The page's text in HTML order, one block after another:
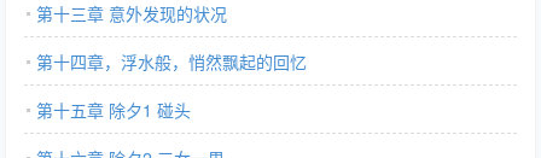
第十三章 意外发现的状况
第十四章，浮水般，悄然飘起的回忆
第十五章 除夕1 碰头